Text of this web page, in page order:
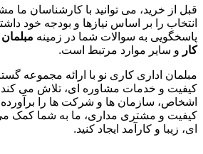
قبل از خرید، می توانید با کارشناسان ما
انتخاب را بر اساس نیازها و بودجه خود
پاسخگویی به سوالات شما در زمینه
کار و سایر موارد مرتبط است.
مبلمان اداری کاری نو با ارائه مجموعه
کیفیت و خدمات مشاوره ای، تلاش می کند
اشخاص، سازمان ها و شرکت ها را برآورده
کیفیت و مشتری مداری، ما به شما کمک
ای، زیبا و کارآمد ایجاد کنید.